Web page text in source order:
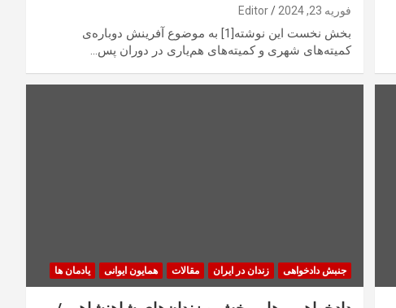
فوریه 23, 2024 Editor
بخش نخست این نوشته[1] به موضوع آفرینش دوباره‌ی
کمیته‌های شهری و کمیته‌های هم‌یاری در دوران پس…
جنبش دادخواهی زندان در ایران مقالات همایون ایوانی یادمان ها